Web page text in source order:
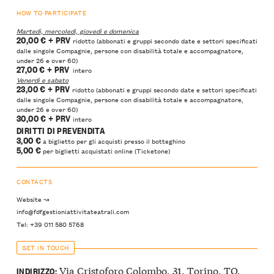
HOW TO PARTICIPATE
Martedì, mercoledì, giovedì e domenica
20,00 €+ PRVridotto (abbonati e gruppi secondo date e settori specificati
dalle singole Compagnie, persone con disabilità totale e accompagnatore,
under 26 e over 60)
27,00 €+ PRV intero
Venerdì e sabato
23,00 €+ PRV ridotto (abbonati e gruppi secondo date e settori specificati
dalle singole Compagnie, persone con disabilità totale e accompagnatore,
under 26 e over 60)
30,00 €+ PRV intero
DIRITTI DI PREVENDITA
3,00 €a biglietto per gli acquisti presso il botteghino
5,00€per biglietti acquistati online (Ticketone)
CONTACTS
Website ↝
info@fdfgestioniattivitateatrali.com
Tel: +39 011 580 5768
GET IN TOUCH
INDIRIZZO:Via Cristoforo Colombo, 31, Torino, TO,